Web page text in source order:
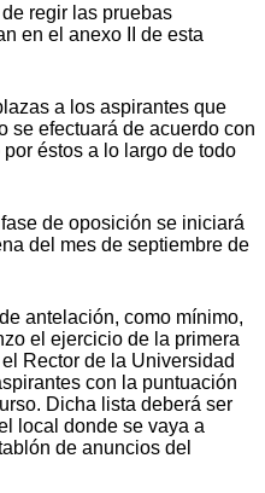
regir las pruebas
en el anexo II de esta
a los aspirantes que
se efectuará de acuerdo con
éstos a lo largo de todo
de oposición se iniciará
del mes de septiembre de
antelación, como mínimo,
el ejercicio de la primera
Rector de la Universidad
con la puntuación
Dicha lista deberá ser
local donde se vaya a
de anuncios del